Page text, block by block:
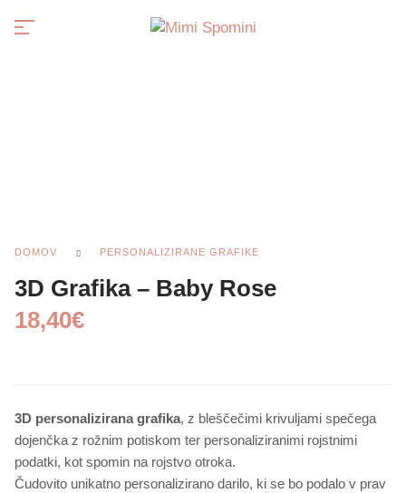
DOMOV PERSONALIZIRANE GRAFIKE
3D Grafika – Baby Rose
18,40€
3D personalizirana grafika, z bleščečimi krivuljami spečega
dojenčka z rožnim potiskom ter personaliziranimi rojstnimi
podatki, kot spomin na rojstvo otroka.
Čudovito unikatno personalizirano darilo, ki se bo podalo v prav